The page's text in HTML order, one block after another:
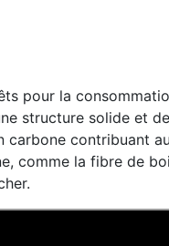
pour la
structure solide et
contribuant
comme la fibre de